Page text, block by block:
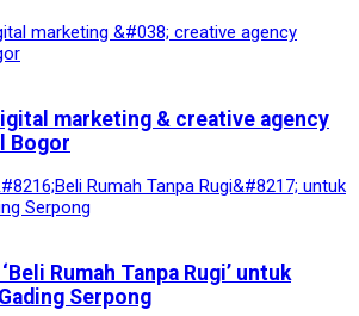
marketing & creative agency
Bogor
Rumah Tanpa Rugi’ untuk
Serpong